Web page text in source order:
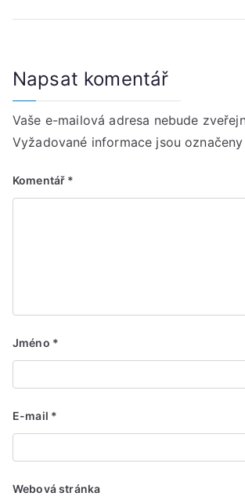
Napsat komentář
Vaše e-mailová adresa nebude
Vyžadované informace jsou označeny
Komentář *
Jméno *
E-mail *
Webová stránka